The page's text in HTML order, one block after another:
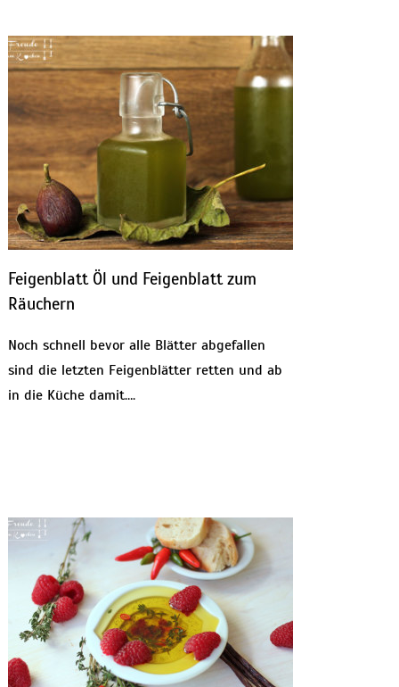
Feigenblatt Öl und Feigenblatt zum
Räuchern
Noch schnell bevor alle Blätter abgefallen
sind die letzten Feigenblätter retten und ab
in die Küche damit….